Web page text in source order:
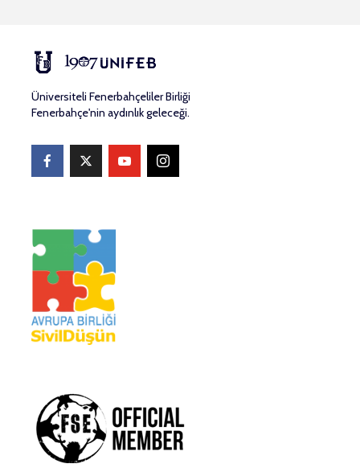
Üniversiteli Fenerbahçeliler Birliği
Fenerbahçe'nin aydınlık geleceği.